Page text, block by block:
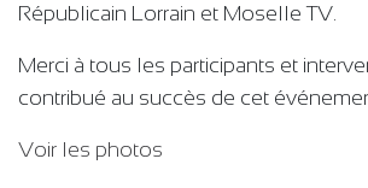
Républicain Lorrain et Moselle TV.
Merci à tous les participants et
contribué au succès de cet
Voir les photos